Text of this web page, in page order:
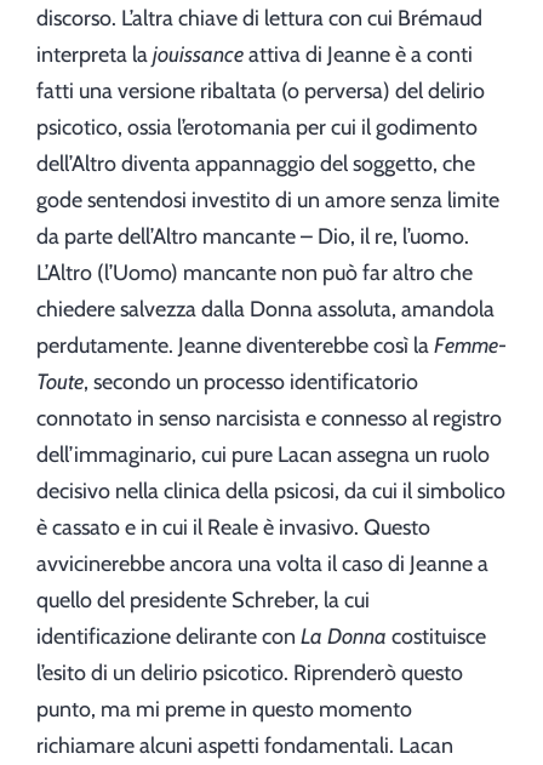
discorso. L’altra chiave di lettura con cui Brémaud
interpreta lajouissanceattiva di Jeanne è a conti
fatti una versione ribaltata (o perversa) del delirio
psicotico, ossia l’erotomania per cui il godimento
dell’Altro diventa appannaggio del soggetto, che
gode sentendosi investito di un amore senza limite
da parte dell’Altro mancante – Dio, il re, l’uomo.
L’Altro (l’Uomo) mancante non può far altro che
chiedere salvezza dalla Donna assoluta, amandola
perdutamente. Jeanne diventerebbe così laFemme-
Toute, secondo un processo identificatorio
connotato in senso narcisista e connesso al registro
dell’immaginario, cui pure Lacan assegna un ruolo
decisivo nella clinica della psicosi, da cui il simbolico
è cassato e in cui il Reale è invasivo. Questo
avvicinerebbe ancora una volta il caso di Jeanne a
quello del presidente Schreber, la cui
identificazione delirante con La Donna costituisce
l’esito di un delirio psicotico. Riprenderò questo
punto, ma mi preme in questo momento
richiamare alcuni aspetti fondamentali. Lacan